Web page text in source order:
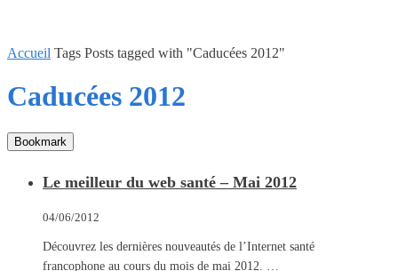
Accueil Tags Posts tagged with "Caducées 2012"
Caducées 2012
Bookmark
Le meilleur du web santé – Mai 2012
04/06/2012
Découvrez les dernières nouveautés de l’Internet santé
francophone au cours du mois de mai 2012. …